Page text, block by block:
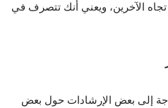
الآخرين، ويعني أنك تتصرف في
إلى بعض الإرشادات حول بعض